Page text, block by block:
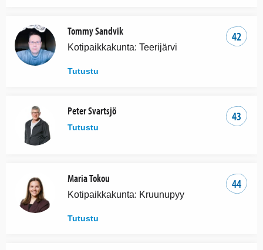
42
Tommy Sandvik
Kotipaikkakunta: Teerijärvi
Tutustu
43
Peter Svartsjö
Tutustu
44
Maria Tokou
Kotipaikkakunta: Kruunupyy
Tutustu